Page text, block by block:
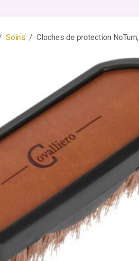
Soins Cloches de protection NoTurn,